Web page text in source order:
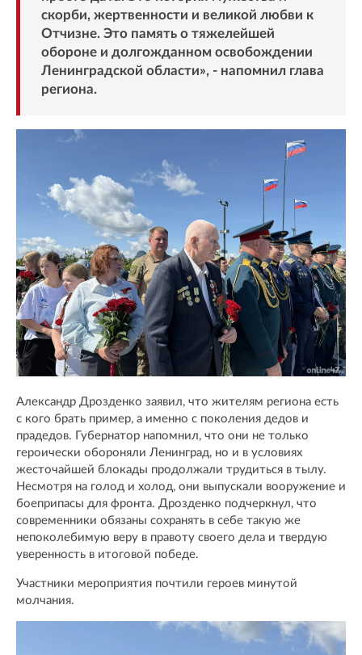
скорби, жертвенности и великой любви к
Отчизне. Это память о тяжелейшей
обороне и долгожданном освобождении
Ленинградской области», - напомнил глава
региона.
Александр Дрозденко заявил, что жителям региона есть
с кого брать пример, а именно с поколения дедов и
прадедов. Губернатор напомнил, что они не только
героически обороняли Ленинград, но и в условиях
жесточайшей блокады продолжали трудиться в тылу.
Несмотря на голод и холод, они выпускали вооружение и
боеприпасы для фронта. Дрозденко подчеркнул, что
современники обязаны сохранять в себе такую же
непоколебимую веру в правоту своего дела и твердую
уверенность в итоговой победе.
Участники мероприятия почтили героев минутой
молчания.